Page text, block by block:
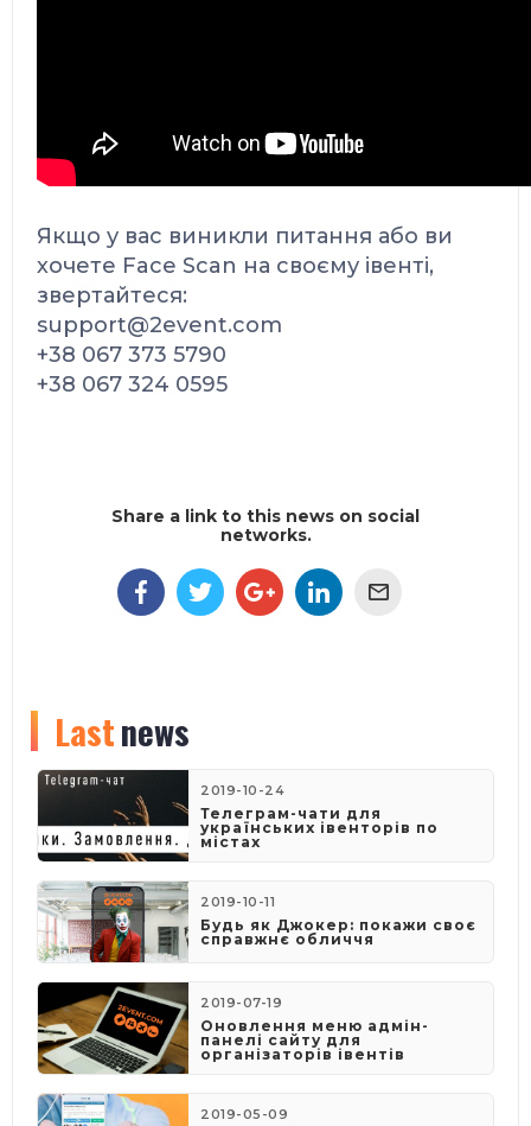
Якщо у вас виникли питання або ви
хочете Face Scan на своєму івенті,
звертайтеся:
support@2event.com
+38 067 373 5790
+38 067 324 0595
Share a link to this news on social
networks.
Lastnews
2019-10-24
Телеграм-чати для
українських івенторів по
містах
2019-10-11
Будь як Джокер: покажи своє
справжнє обличчя
2019-07-19
Оновлення меню адмін-
панелі сайту для
організаторів івентів
2019-05-09